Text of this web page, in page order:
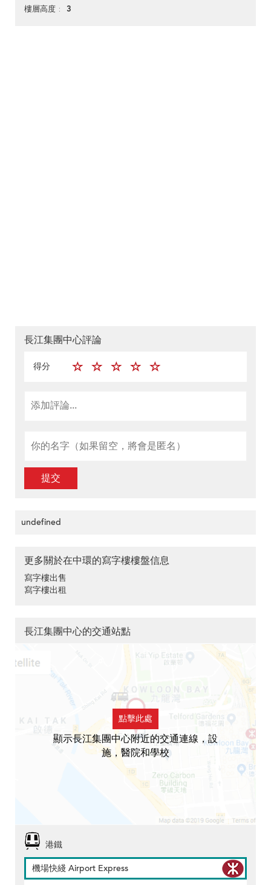
樓層高度 3
長江集團中心評論
得分
提交
undefined
更多關於在中環的寫字樓樓盤信息
寫字樓出售
寫字樓出租
長江集團中心的交通站點
點擊此處
顯示長江集團中心附近的交通連線，設
施，醫院和學校
港鐵
機場快綫 Airport Express